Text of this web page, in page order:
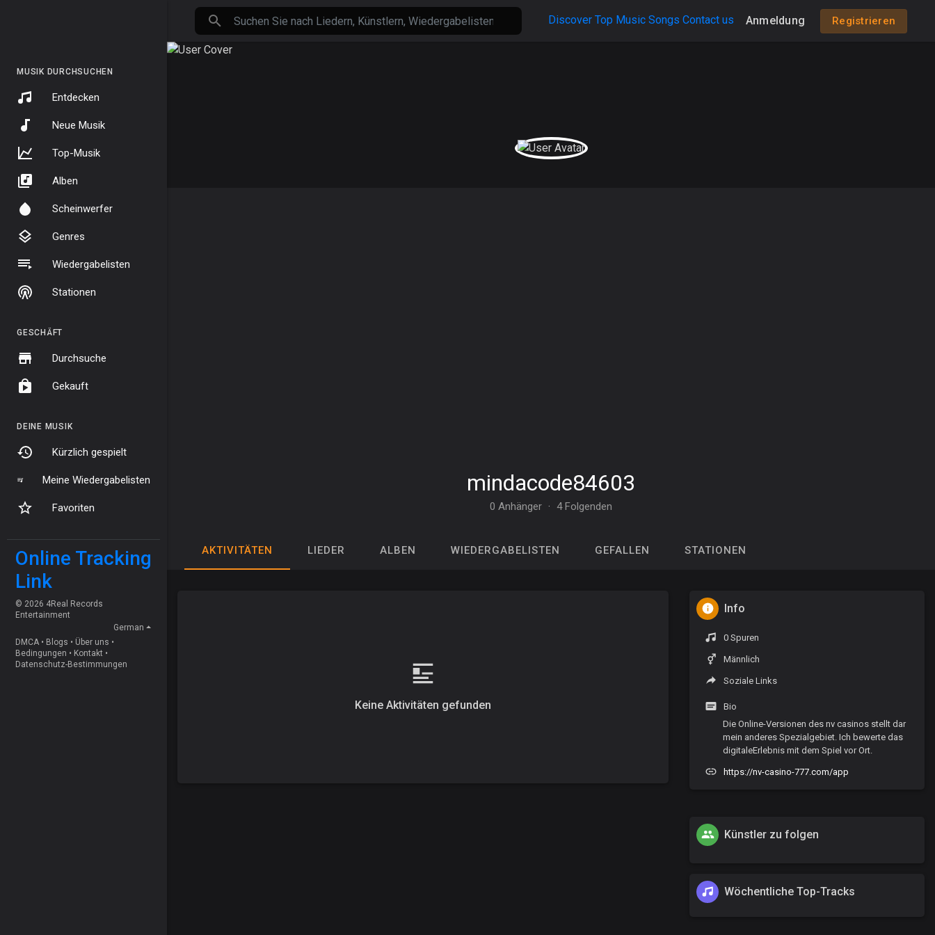
MUSIK DURCHSUCHEN
Entdecken
Neue Musik
Top-Musik
Alben
Scheinwerfer
Genres
Wiedergabelisten
Stationen
GESCHÄFT
Durchsuche
Gekauft
DEINE MUSIK
Kürzlich gespielt
Meine Wiedergabelisten
Favoriten
Online Tracking
Link
© 2026 4Real Records
Entertainment
German
DMCA • Blogs • Über uns •
Bedingungen • Kontakt •
Datenschutz-Bestimmungen
Discover Top Music Songs Contact us Anmeldung Registrieren
mindacode84603
0 Anhänger · 4 Folgenden
AKTIVITÄTEN LIEDER ALBEN WIEDERGABELISTEN GEFALLEN STATIONEN
Keine Aktivitäten gefunden
Info
0 Spuren
Männlich
Soziale Links
Bio
Die Online-Versionen des nv casinos stellt dar
mein anderes Spezialgebiet. Ich bewerte das
digitaleErlebnis mit dem Spiel vor Ort.
https://nv-casino-777.com/app
Künstler zu folgen
Wöchentliche Top-Tracks